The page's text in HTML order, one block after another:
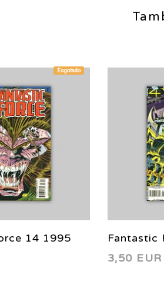
Esgotado
14 1995
Fantastic
3,50 EUR